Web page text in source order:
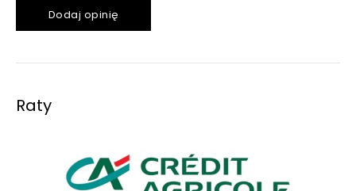
Dodaj opinię
Raty